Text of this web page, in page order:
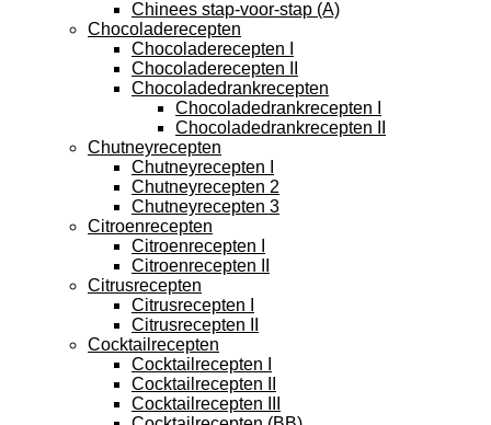
Chinees stap-voor-stap (A)
Chocoladerecepten
Chocoladerecepten I
Chocoladerecepten II
Chocoladedrankrecepten
Chocoladedrankrecepten I
Chocoladedrankrecepten II
Chutneyrecepten
Chutneyrecepten I
Chutneyrecepten 2
Chutneyrecepten 3
Citroenrecepten
Citroenrecepten I
Citroenrecepten II
Citrusrecepten
Citrusrecepten I
Citrusrecepten II
Cocktailrecepten
Cocktailrecepten I
Cocktailrecepten II
Cocktailrecepten III